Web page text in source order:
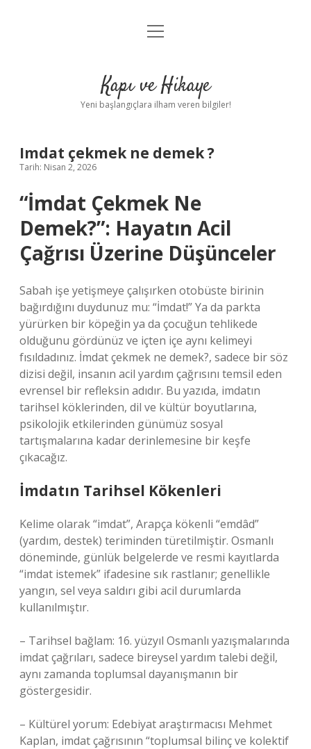
Anasayfa
Yasal Uyarı
menüyü
Kapı ve Hikaye
Yeni başlangıçlara ilham veren bilgiler!
Imdat çekmek ne demek ?
Tarih: Nisan 2, 2026
“İmdat Çekmek Ne
Demek?”: Hayatın Acil
Çağrısı Üzerine Düşünceler
Sabah işe yetişmeye çalışırken otobüste birinin
bağırdığını duydunuz mu: “İmdat!” Ya da parkta
yürürken bir köpeğin ya da çocuğun tehlikede
olduğunu gördünüz ve içten içe aynı kelimeyi
fısıldadınız. İmdat çekmek ne demek?, sadece bir söz
dizisi değil, insanın acil yardım çağrısını temsil eden
evrensel bir refleksin adıdır. Bu yazıda, imdatın
tarihsel köklerinden, dil ve kültür boyutlarına,
psikolojik etkilerinden günümüz sosyal
tartışmalarına kadar derinlemesine bir keşfe
çıkacağız.
İmdatın Tarihsel Kökenleri
Kelime olarak “imdat”, Arapça kökenli “emdâd”
(yardım, destek) teriminden türetilmiştir. Osmanlı
döneminde, günlük belgelerde ve resmi kayıtlarda
“imdat istemek” ifadesine sık rastlanır; genellikle
yangın, sel veya saldırı gibi acil durumlarda
kullanılmıştır.
– Tarihsel bağlam: 16. yüzyıl Osmanlı yazışmalarında
imdat çağrıları, sadece bireysel yardım talebi değil,
aynı zamanda toplumsal dayanışmanın bir
göstergesidir.
– Kültürel yorum: Edebiyat araştırmacısı Mehmet
Kaplan, imdat çağrısının “toplumsal bilinç ve kolektif